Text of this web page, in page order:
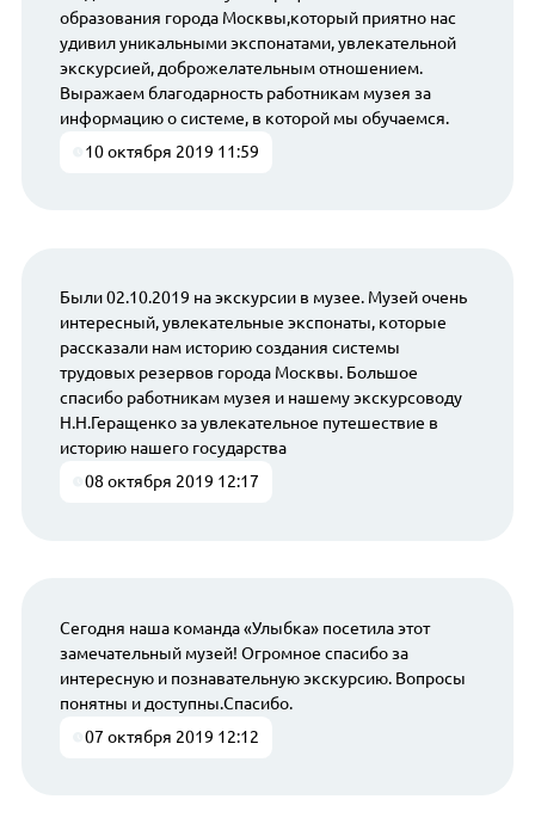
образования города Москвы,который приятно нас
удивил уникальными экспонатами, увлекательной
экскурсией, доброжелательным отношением.
Выражаем благодарность работникам музея за
информацию о системе, в которой мы обучаемся.
10 октября 2019 11:59
Были 02.10.2019 на экскурсии в музее. Музей очень
интересный, увлекательные экспонаты, которые
рассказали нам историю создания системы
трудовых резервов города Москвы. Большое
спасибо работникам музея и нашему экскурсоводу
Н.Н.Геращенко за увлекательное путешествие в
историю нашего государства
08 октября 2019 12:17
Сегодня наша команда «Улыбка» посетила этот
замечательный музей! Огромное спасибо за
интересную и познавательную экскурсию. Вопросы
понятны и доступны.Спасибо.
07 октября 2019 12:12